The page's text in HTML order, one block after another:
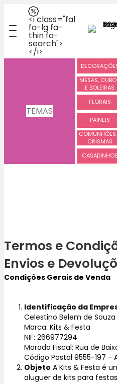
<i class="fal
fa-lg fa-
thin fa-
search">
</i>
TEMAS
MESAS,
E BOLEIRAS
FLORAIS
PAINEIS
COMUNHÕES
CRISMAS
CASADINHOS
Termos e
Envios e
Condições Gerais de Venda
Identificação da
Celestino Belem de Souza
Marca: Kits & Festa
NIF: 266977294
Morada Fiscal: Rua de
Código Postal 9555-197 -
Objeto A Kits & Festa é
aluguer de kits para